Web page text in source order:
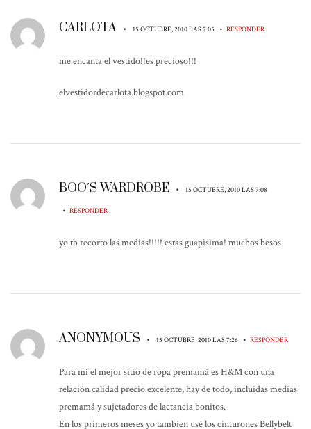
CARLOTA • 15 OCTUBRE, 2010 LAS 7:05 • RESPONDER
me encanta el vestido!!es precioso!!!
elvestidordecarlota.blogspot.com
BOO´S WARDROBE • 15 OCTUBRE, 2010 LAS 7:08
• RESPONDER
yo tb recorto las medias!!!!! estas guapisima! muchos besos
ANONYMOUS • 15 OCTUBRE, 2010 LAS 7:26 • RESPONDER
Para mí el mejor sitio de ropa premamá es H&M con una
relación calidad precio excelente, hay de todo, incluidas medias
premamá y sujetadores de lactancia bonitos.
En los primeros meses yo tambien usé los cinturones Bellybelt